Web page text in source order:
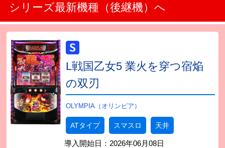
シリーズ最新機種（後継機）へ
L戦国乙女5 業火を穿つ宿焔
の双刃
OLYMPIA（オリンピア）
ATタイプ スマスロ 天井
導入開始日： 2026年06月08日